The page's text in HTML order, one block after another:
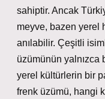
sahiptir. Ancak
meyve, bazen yerel
anılabilir. Çeşitli
üzümünün yalnızca
yerel kültürlerin bir
frenk üzümü, hangi